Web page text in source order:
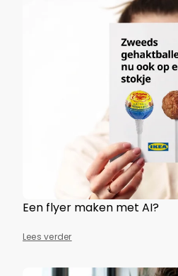
Een flyer maken met AI?
Lees verder